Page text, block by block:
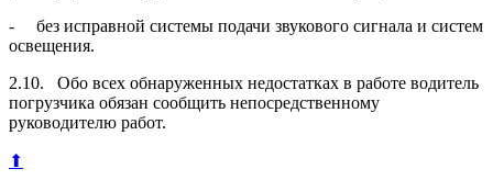
- без исправной системы подачи звукового сигнала и систем
освещения.
2.10. Обо всех обнаруженных недостатках в работе водитель
погрузчика обязан сообщить непосредственному
руководителю работ.
⬆